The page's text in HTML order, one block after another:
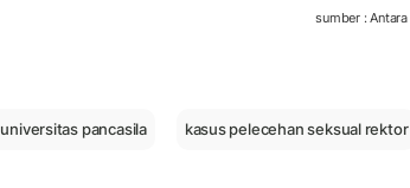
sumber : Antara
pancasila kasus pelecehan seksual rektor